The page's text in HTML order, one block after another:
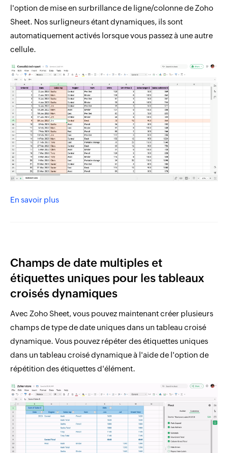
l'option de mise en surbrillance de ligne/colonne de Zoho
Sheet. Nos surligneurs étant dynamiques, ils sont
automatiquement activés lorsque vous passez à une autre
cellule.
En savoir plus
Champs de date multiples et
étiquettes uniques pour les tableaux
croisés dynamiques
Avec Zoho Sheet, vous pouvez maintenant créer plusieurs
champs de type de date uniques dans un tableau croisé
dynamique. Vous pouvez répéter des étiquettes uniques
dans un tableau croisé dynamique à l'aide de l'option de
répétition des étiquettes d'élément.